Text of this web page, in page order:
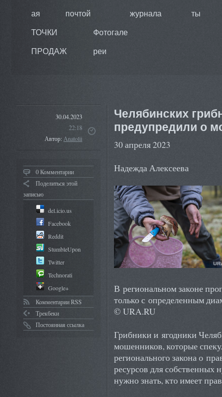
ая
почтой
журнала
ты
ТОЧКИ
ПРОДАЖ
Фотогале
реи
30.04.2023
22:18
Автор:Anatolii
0 Комментарии
Поделиться этой
записью
del.icio.us
Facebook
Reddit
StumbleUpon
Twitter
Technorati
Google+
Комментарии RSS
Трекбеки
Постоянная ссылка
Челябинских
предупредили о
30 апреля 2023
Надежда Алексеева
В региональном законе
только с определенным
© URA.RU
Грибники и ягодники
мошенников, которые
регионального закона о
ресурсов для
нужно знать, кто имеет